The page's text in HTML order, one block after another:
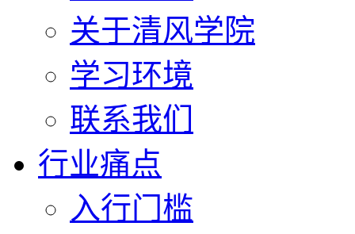
关于清风学院
学习环境
联系我们
行业痛点
入行门槛